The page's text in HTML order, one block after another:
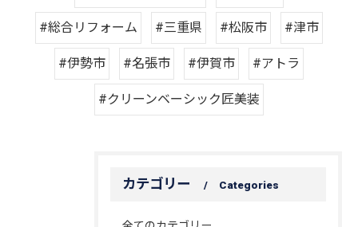
#総合リフォーム #三重県 #松阪市 #津市
#伊勢市 #名張市 #伊賀市 #アトラ
#クリーンベーシック匠美装
カテゴリー Categories